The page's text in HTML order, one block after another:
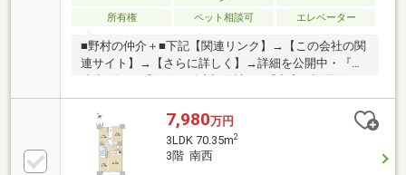
所有権 ペット相談可 エレベーター
■野村の仲介＋■下記【関連リンク】→【この会社の関
連サイト】→【さらに詳しく】→詳細を公開中・『駅
様』 住友不動産旧分譲・長谷工コーポレーション施
工・ペット飼育可（規約による細則有）・ダブルオー
トロックシステム等セキュリティ面も安心感あり・自
走式・平置の駐車場は総戸数分完備・2011年10月築・
24時間オンラインセキュリティシステム・4階部分南
7,980万円
3LDK 70.35m2
3階 南西